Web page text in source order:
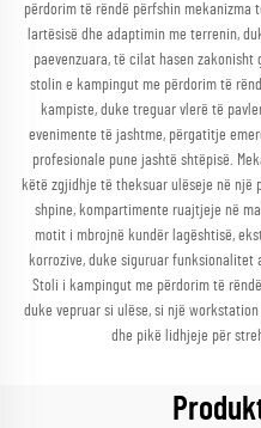
përdorim të rëndë përfshin mekanizma
lartësisë dhe adaptimin me terrenin,
paevenzuara, të cilat hasen
stolin e kampingut me përdorim të
kampiste, duke treguar vlerë të
evenimente të jashtme, përgatitje
profesionale pune jashtë shtëpisë.
këtë zgjidhje të theksuar ulëseje në
shpine, kompartimente ruajtjeje në
motit i mbrojnë kundër lagështisë,
korrozive, duke siguruar
Stoli i kampingut me përdorim të
duke vepruar si ulëse, si një
dhe pikë lidhjeje për